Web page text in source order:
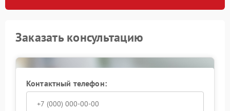
Заказать консультацию
Контактный телефон: